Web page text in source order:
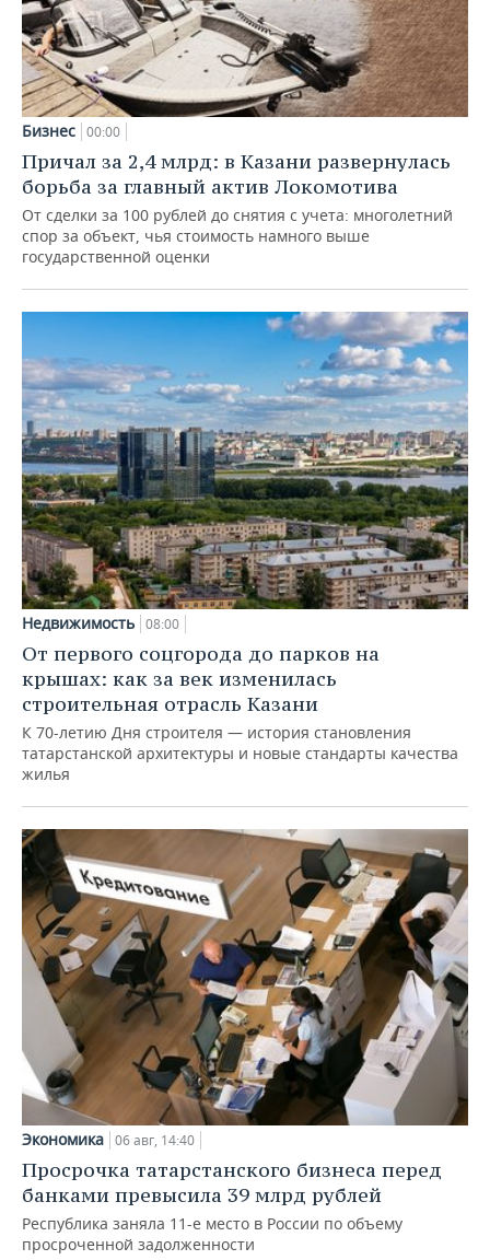
Бизнес 00:00
Причал за 2,4 млрд: в Казани развернулась
борьба за главный актив Локомотива
От сделки за 100 рублей до снятия с учета: многолетний
спор за объект, чья стоимость намного выше
государственной оценки
Недвижимость 08:00
От первого соцгорода до парков на
крышах: как за век изменилась
строительная отрасль Казани
К 70-летию Дня строителя — история становления
татарстанской архитектуры и новые стандарты качества
жилья
Экономика 06 авг, 14:40
Просрочка татарстанского бизнеса перед
банками превысила 39 млрд рублей
Республика заняла 11-е место в России по объему
просроченной задолженности